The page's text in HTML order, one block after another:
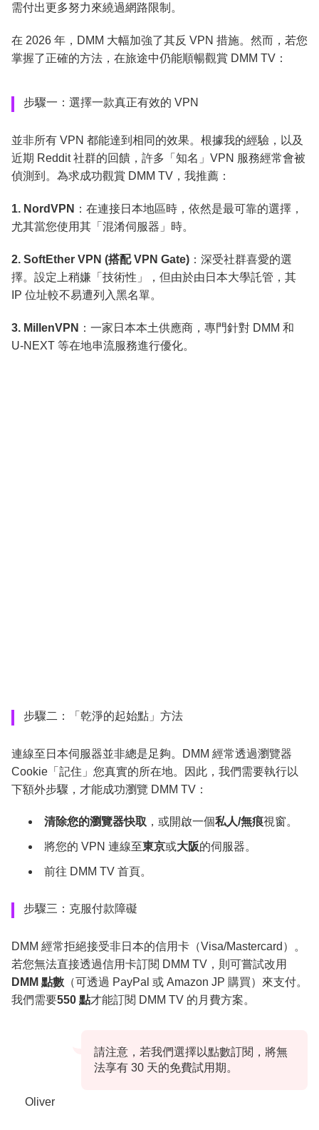
需付出更多努力來繞過網路限制。
在 2026 年，DMM 大幅加強了其反 VPN 措施。然而，若您
掌握了正確的方法，在旅途中仍能順暢觀賞 DMM TV：
步驟一：選擇一款真正有效的 VPN
並非所有 VPN 都能達到相同的效果。根據我的經驗，以及
近期 Reddit 社群的回饋，許多「知名」VPN 服務經常會被
偵測到。為求成功觀賞 DMM TV，我推薦：
1. NordVPN ：在連接日本地區時，依然是最可靠的選擇，
尤其當您使用其「混淆伺服器」時。
2. SoftEther VPN (搭配 VPN Gate) ：深受社群喜愛的選
擇。設定上稍嫌「技術性」，但由於由日本大學託管，其
IP 位址較不易遭列入黑名單。
3. MillenVPN ：一家日本本土供應商，專門針對 DMM 和
U-NEXT 等在地串流服務進行優化。
步驟二：「乾淨的起始點」方法
連線至日本伺服器並非總是足夠。DMM 經常透過瀏覽器
Cookie「記住」您真實的所在地。因此，我們需要執行以
下額外步驟，才能成功瀏覽 DMM TV：
清除您的瀏覽器快取 ，或開啟一個私人/無痕視窗。
將您的 VPN 連線至東京或大阪的伺服器。
前往 DMM TV 首頁。
步驟三：克服付款障礙
DMM 經常拒絕接受非日本的信用卡（Visa/Mastercard）。
若您無法直接透過信用卡訂閱 DMM TV，則可嘗試改用
DMM 點數 （可透過 PayPal 或 Amazon JP 購買）來支付。
我們需要550 點才能訂閱 DMM TV 的月費方案。
Oliver
請注意，若我們選擇以點數訂閱，將無
法享有 30 天的免費試用期。